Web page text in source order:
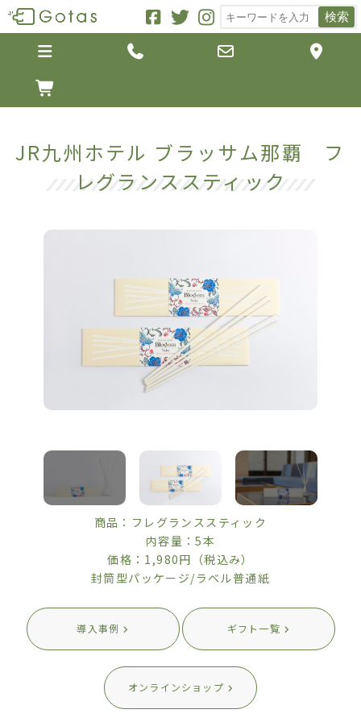
検索
   

JR九州ホテル ブラッサム那覇 フ
レグランススティック
商品：フレグランススティック
内容量：5本
価格：1,980円（税込み）
封筒型パッケージ/ラベル普通紙
導入事例 ギフト一覧
オンラインショップ